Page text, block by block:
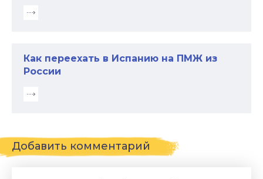
Как переехать в Испанию на ПМЖ из
России
Добавить комментарий